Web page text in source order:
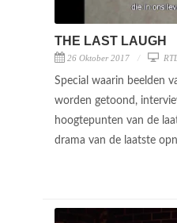
THE LAST LAUGH
26 Oktober 2017
Special waarin beelden
worden getoond,
hoogtepunten van de
drama van de laatste